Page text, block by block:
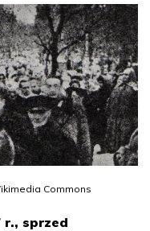
Commons
r., sprzed